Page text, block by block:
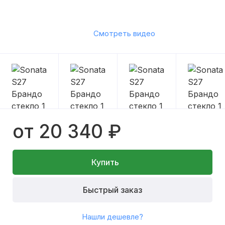
Смотреть видео
от 20 340 ₽
Купить
Быстрый заказ
Нашли дешевле?